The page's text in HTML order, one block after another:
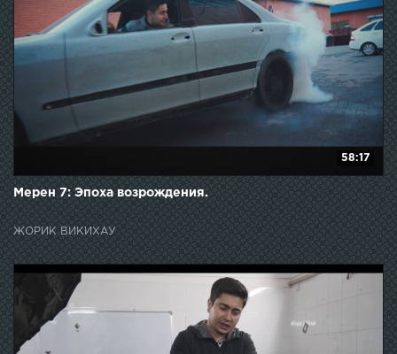
58:17
Мерен 7: Эпоха возрождения.
ЖОРИК ВИКИХАУ